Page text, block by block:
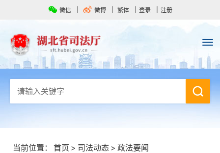
微信 微博 繁体 登录 注册
当前位置： 首页 > 司法动态 > 政法要闻